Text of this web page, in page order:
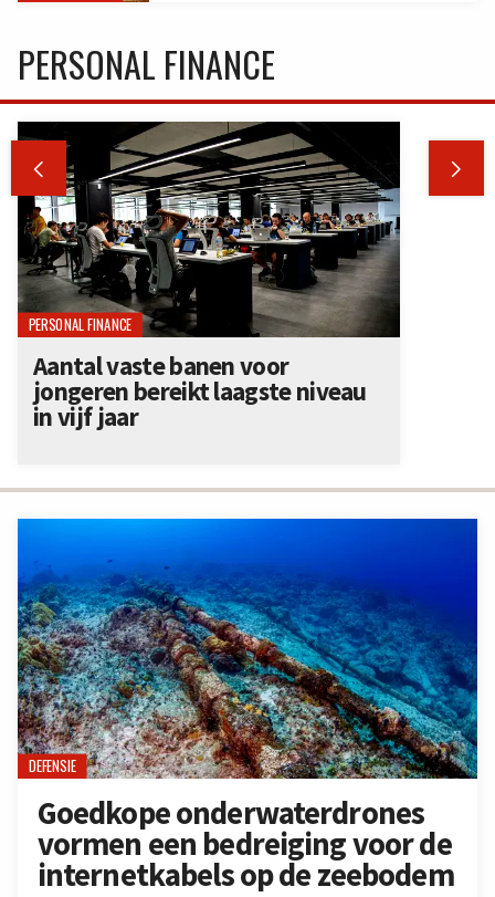
DEFENSIE
Goedkope onderwaterdrones
vormen een bedreiging voor de
internetkabels op de zeebodem
PERSONAL FINANCE
 
PERSONAL FINANCE
Aantal vaste banen voor
jongeren bereikt laagste niveau
in vijf jaar